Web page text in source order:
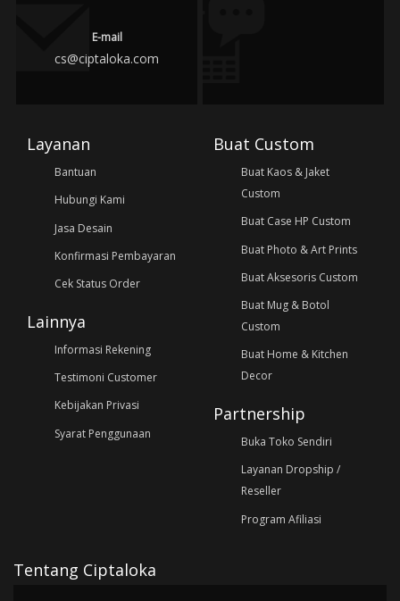
E-mail
cs@ciptaloka.com
Layanan
Bantuan
Hubungi Kami
Jasa Desain
Konfirmasi Pembayaran
Cek Status Order
Lainnya
Informasi Rekening
Testimoni Customer
Kebijakan Privasi
Syarat Penggunaan
Buat Custom
Buat Kaos & Jaket
Custom
Buat Case HP Custom
Buat Photo & Art Prints
Buat Aksesoris Custom
Buat Mug & Botol
Custom
Buat Home & Kitchen
Decor
Partnership
Buka Toko Sendiri
Layanan Dropship /
Reseller
Program Afiliasi
Tentang Ciptaloka